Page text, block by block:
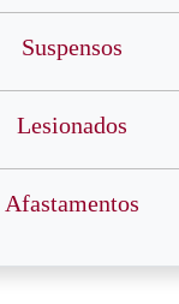
Suspensos
Lesionados
Afastamentos